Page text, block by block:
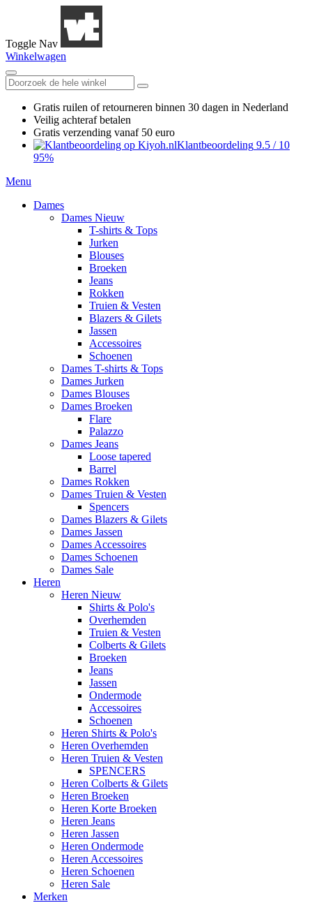
Toggle Nav
Winkelwagen
Gratis ruilen of retourneren binnen 30 dagen in Nederland
Veilig achteraf betalen
Gratis verzending vanaf 50 euro
Klantbeoordeling 9.5 / 10
95%
Menu
Dames
Dames Nieuw
T-shirts & Tops
Jurken
Blouses
Broeken
Jeans
Rokken
Truien & Vesten
Blazers & Gilets
Jassen
Accessoires
Schoenen
Dames T-shirts & Tops
Dames Jurken
Dames Blouses
Dames Broeken
Flare
Palazzo
Dames Jeans
Loose tapered
Barrel
Dames Rokken
Dames Truien & Vesten
Spencers
Dames Blazers & Gilets
Dames Jassen
Dames Accessoires
Dames Schoenen
Dames Sale
Heren
Heren Nieuw
Shirts & Polo's
Overhemden
Truien & Vesten
Colberts & Gilets
Broeken
Jeans
Jassen
Ondermode
Accessoires
Schoenen
Heren Shirts & Polo's
Heren Overhemden
Heren Truien & Vesten
SPENCERS
Heren Colberts & Gilets
Heren Broeken
Heren Korte Broeken
Heren Jeans
Heren Jassen
Heren Ondermode
Heren Accessoires
Heren Schoenen
Heren Sale
Merken